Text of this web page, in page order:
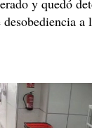
y quedó
a